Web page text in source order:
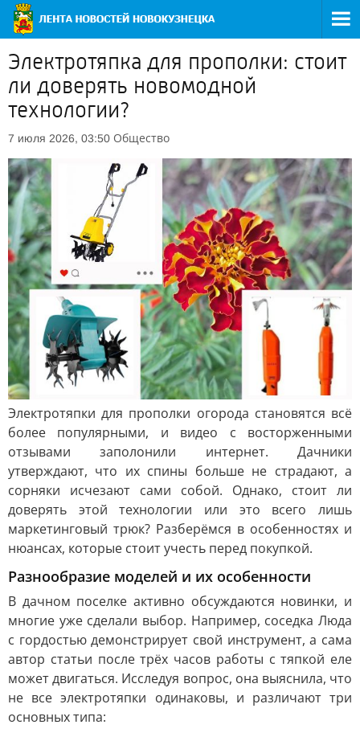
Электротяпка для прополки: стоит
ли доверять новомодной
технологии?
7 июля 2026, 03:50 Общество
Электротяпки для прополки огорода становятся всё
более популярными, и видео с восторженными
отзывами заполонили интернет. Дачники
утверждают, что их спины больше не страдают, а
сорняки исчезают сами собой. Однако, стоит ли
доверять этой технологии или это всего лишь
маркетинговый трюк? Разберёмся в особенностях и
нюансах, которые стоит учесть перед покупкой.
Разнообразие моделей и их особенности
В дачном поселке активно обсуждаются новинки, и
многие уже сделали выбор. Например, соседка Люда
с гордостью демонстрирует свой инструмент, а сама
автор статьи после трёх часов работы с тяпкой еле
может двигаться. Исследуя вопрос, она выяснила, что
не все электротяпки одинаковы, и различают три
основных типа: